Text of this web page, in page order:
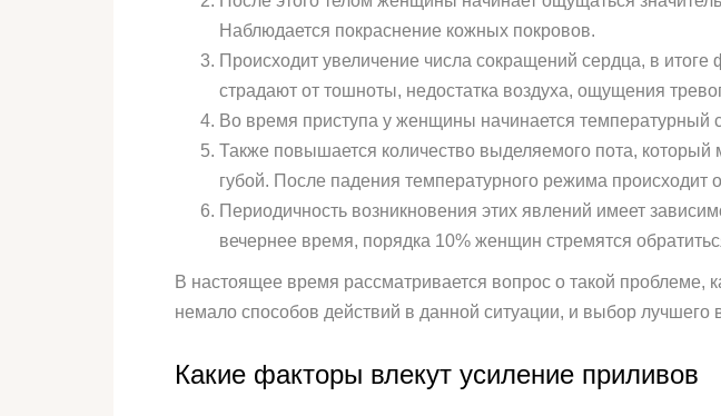
Наблюдается покраснение кожных покровов.
Происходит увеличение числа сокращений сердца, в
страдают от тошноты, недостатка воздуха, ощущения
Во время приступа у женщины начинается температурный
Также повышается количество выделяемого пота, который
губой. После падения температурного режима происходит
Периодичность возникновения этих явлений имеет
вечернее время, порядка 10% женщин стремятся
В настоящее время рассматривается вопрос о такой проблеме,
немало способов действий в данной ситуации, и выбор лучшего
Какие факторы влекут усиление приливов